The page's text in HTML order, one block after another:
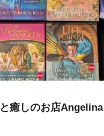
癒しのお店